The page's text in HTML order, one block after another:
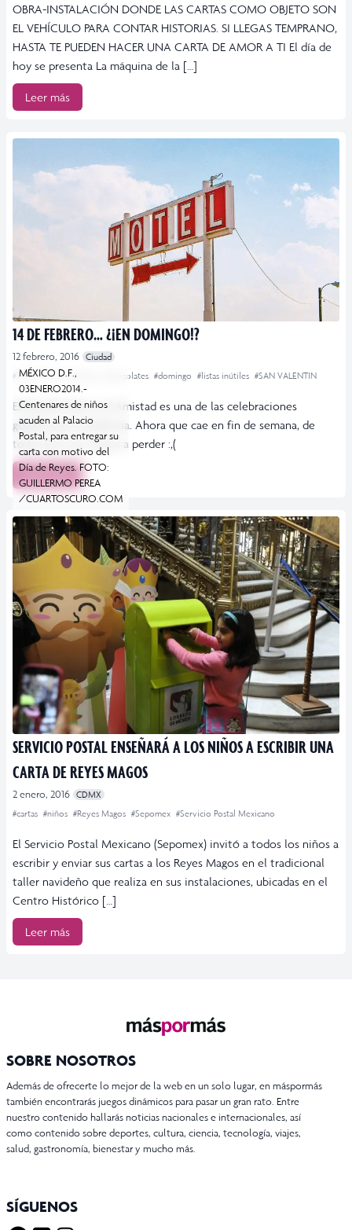
OBRA-INSTALACIÓN DONDE LAS CARTAS COMO OBJETO SON
EL VEHÍCULO PARA CONTAR HISTORIAS. SI LLEGAS TEMPRANO,
HASTA TE PUEDEN HACER UNA CARTA DE AMOR A TI El día de
hoy se presenta La máquina de la […]
Leer más
14 DE FEBRERO… ¿¡EN DOMINGO!?
12 febrero, 2016 Ciudad
#14 de febrero #cartas #chocolates #domingo #listas inútiles #SAN VALENTIN
El Día del Amor y la Amistad es una de las celebraciones
godínez por excelencia. Ahora que cae en fin de semana, de
todo esto nos vamos a perder :,(
Leer más
MÉXICO D.F.,
03ENERO2014.-
Centenares de niños
acuden al Palacio
Postal, para entregar su
carta con motivo del
Día de Reyes. FOTO:
GUILLERMO PEREA
/CUARTOSCURO.COM
SERVICIO POSTAL ENSEÑARÁ A LOS NIÑOS A ESCRIBIR UNA
CARTA DE REYES MAGOS
2 enero, 2016 CDMX
#cartas #niños #Reyes Magos #Sepomex #Servicio Postal Mexicano
El Servicio Postal Mexicano (Sepomex) invitó a todos los niños a
escribir y enviar sus cartas a los Reyes Magos en el tradicional
taller navideño que realiza en sus instalaciones, ubicadas en el
Centro Histórico […]
Leer más
SOBRE NOSOTROS
Además de ofrecerte lo mejor de la web en un solo lugar, en máspormás
también encontrarás juegos dinámicos para pasar un gran rato. Entre
nuestro contenido hallarás noticias nacionales e internacionales, así
como contenido sobre deportes, cultura, ciencia, tecnología, viajes,
salud, gastronomía, bienestar y mucho más.
SÍGUENOS